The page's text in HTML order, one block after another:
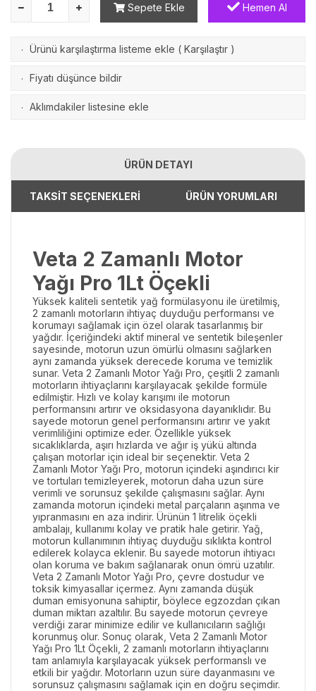
Sepete Ekle Hemen Al
· Ürünü karşılaştırma listeme ekle ( Karşılaştır )
· Fiyatı düşünce bildir
· Aklımdakiler listesine ekle
ÜRÜN DETAYI
TAKSİT SEÇENEKLERİ ÜRÜN YORUMLARI
Veta 2 Zamanlı Motor
Yağı Pro 1Lt Öçekli
Yüksek kaliteli sentetik yağ formülasyonu ile üretilmiş,
2 zamanlı motorların ihtiyaç duyduğu performansı ve
korumayı sağlamak için özel olarak tasarlanmış bir
yağdır. İçeriğindeki aktif mineral ve sentetik bileşenler
sayesinde, motorun uzun ömürlü olmasını sağlarken
aynı zamanda yüksek derecede koruma ve temizlik
sunar. Veta 2 Zamanlı Motor Yağı Pro, çeşitli 2 zamanlı
motorların ihtiyaçlarını karşılayacak şekilde formüle
edilmiştir. Hızlı ve kolay karışımı ile motorun
performansını artırır ve oksidasyona dayanıklıdır. Bu
sayede motorun genel performansını artırır ve yakıt
verimliliğini optimize eder. Özellikle yüksek
sıcaklıklarda, aşırı hızlarda ve ağır iş yükü altında
çalışan motorlar için ideal bir seçenektir. Veta 2
Zamanlı Motor Yağı Pro, motorun içindeki aşındırıcı kir
ve tortuları temizleyerek, motorun daha uzun süre
verimli ve sorunsuz şekilde çalışmasını sağlar. Aynı
zamanda motorun içindeki metal parçaların aşınma ve
yıpranmasını en aza indirir. Ürünün 1 litrelik öçekli
ambalajı, kullanımı kolay ve pratik hale getirir. Yağ,
motorun kullanımının ihtiyaç duyduğu sıklıkta kontrol
edilerek kolayca eklenir. Bu sayede motorun ihtiyacı
olan koruma ve bakım sağlanarak onun ömrü uzatılır.
Veta 2 Zamanlı Motor Yağı Pro, çevre dostudur ve
toksik kimyasallar içermez. Aynı zamanda düşük
duman emisyonuna sahiptir, böylece egzozdan çıkan
duman miktarı azaltılır. Bu sayede motorun çevreye
verdiği zarar minimize edilir ve kullanıcıların sağlığı
korunmuş olur. Sonuç olarak, Veta 2 Zamanlı Motor
Yağı Pro 1Lt Öçekli, 2 zamanlı motorların ihtiyaçlarını
tam anlamıyla karşılayacak yüksek performanslı ve
etkili bir yağdır. Motorların uzun süre dayanmasını ve
sorunsuz çalışmasını sağlamak için en doğru seçimdir.